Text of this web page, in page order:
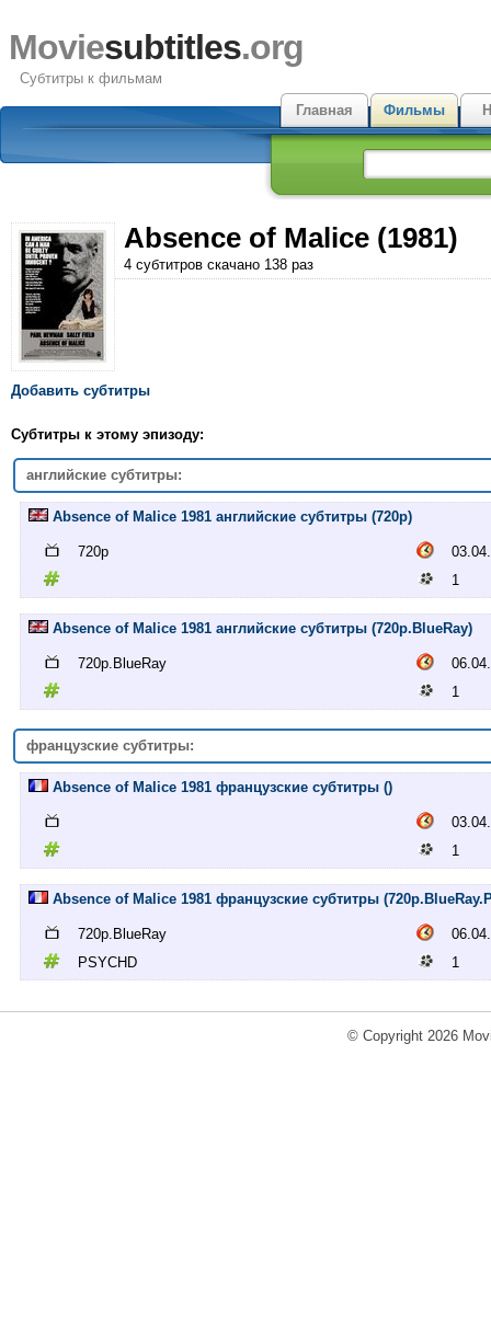
Moviesubtitles.org
Субтитры к фильмам
Главная
Фильмы
Absence of Malice (1981)
4 субтитров скачано 138 раз
Добавить субтитры
Субтитры к этому эпизоду:
английские субтитры:
Absence of Malice 1981 английские субтитры (720p)
720p
1
Absence of Malice 1981 английские субтитры (720p.BlueRay)
720p.BlueRay
1
французские субтитры:
Absence of Malice 1981 французские субтитры ()
1
Absence of Malice 1981 французские субтитры
720p.BlueRay
PSYCHD
1
© Copyright 2026